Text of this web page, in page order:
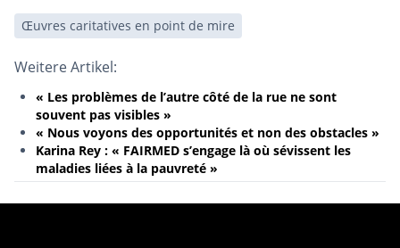
Œuvres caritatives en point de mire
Weitere Artikel:
« Les problèmes de l’autre côté de la rue ne sont
souvent pas visibles »
« Nous voyons des opportunités et non des obstacles »
Karina Rey : « FAIRMED s’engage là où sévissent les
maladies liées à la pauvreté »